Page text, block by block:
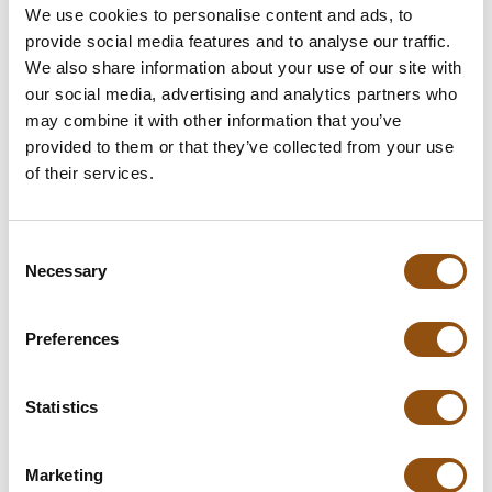
We use cookies to personalise content and ads, to
provide social media features and to analyse our traffic.
We also share information about your use of our site with
our social media, advertising and analytics partners who
may combine it with other information that you’ve
provided to them or that they’ve collected from your use
of their services.
Selection
Necessary
Preferences
Statistics
Marketing
€11.00
Zwart geschenkdoosje met 9 gouden